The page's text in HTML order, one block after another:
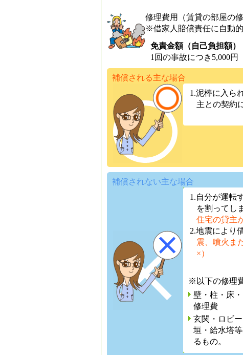
修理費用（賃貸の部屋の修
※借家人賠償責任に自動
免責金額（自己負担額）
1回の事故につき5,000円
補償される主な場合
1.泥棒に入ら
主との契約
補償されない主な場合
1.自分が運転
を割ってし
住宅の貸主
2.地震により
震、噴火ま
×）
※以下の修理
壁・柱・床
修理費
玄関・ロビ
垣・給水塔
るもの。